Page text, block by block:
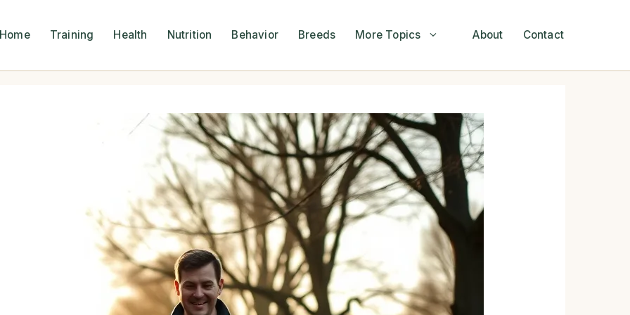
Home Training Health Nutrition Behavior Breeds More Topics About Contact